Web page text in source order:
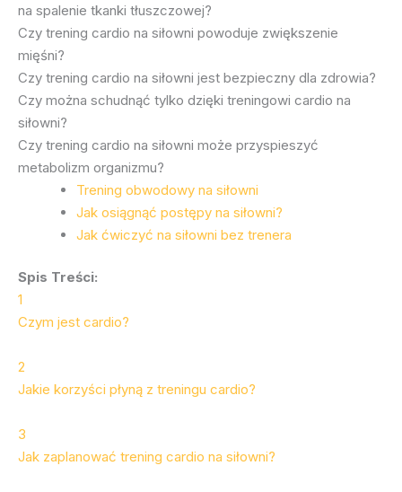
na spalenie tkanki tłuszczowej?
Czy trening cardio na siłowni powoduje zwiększenie
mięśni?
Czy trening cardio na siłowni jest bezpieczny dla zdrowia?
Czy można schudnąć tylko dzięki treningowi cardio na
siłowni?
Czy trening cardio na siłowni może przyspieszyć
metabolizm organizmu?
Trening obwodowy na siłowni
Jak osiągnąć postępy na siłowni?
Jak ćwiczyć na siłowni bez trenera
Spis Treści:
1
Czym jest cardio?
2
Jakie korzyści płyną z treningu cardio?
3
Jak zaplanować trening cardio na siłowni?